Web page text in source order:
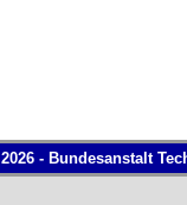
2026 - Bundesanstalt